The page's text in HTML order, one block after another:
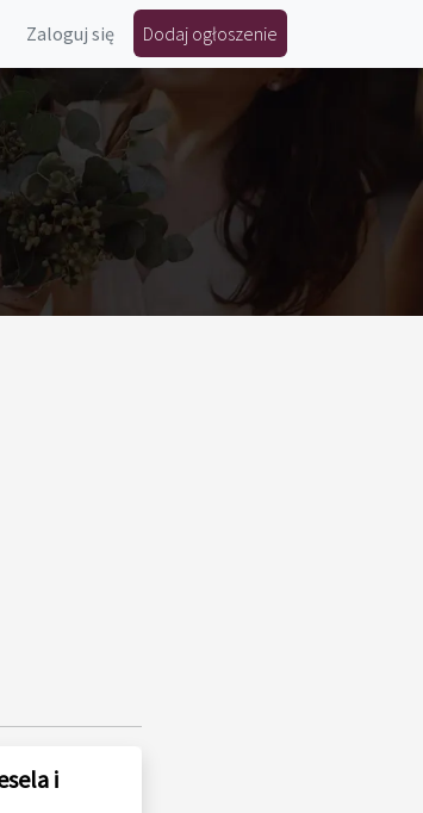
Zaloguj się Dodaj ogłoszenie
i